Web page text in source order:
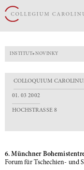
INSTITUT» NOVINKY
COLLOQUIUM
01. 03 2002
HOCHSTRASSE 8
6. Münchner
Forum für Tschechien- und